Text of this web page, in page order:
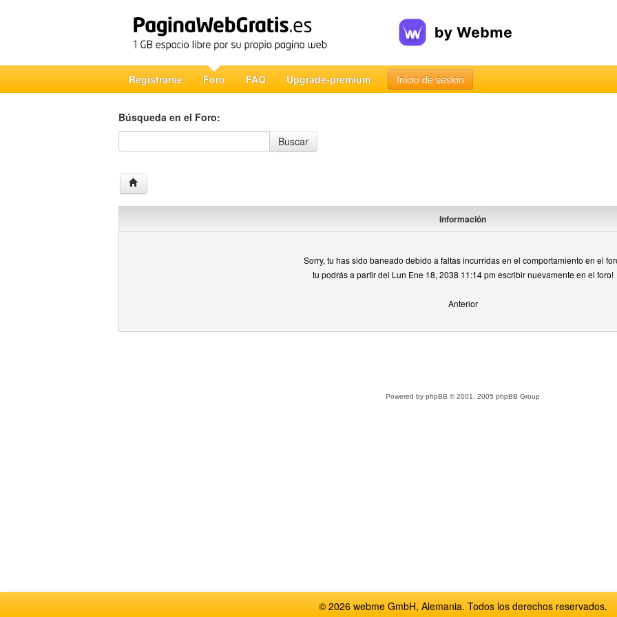
Registrarse Foro FAQ Upgrade-premium Inicio de sesión
Búsqueda en el Foro:
Búsqueda en el Foro
Buscar
Información
Sorry, tu has sido baneado debido a faltas incurridas en el comportamiento en el
tu podrás a partir del Lun Ene 18, 2038 11:14 pm escribir nuevamente en el foro!
Anterior
Powered by phpBB © 2001, 2005 phpBB Group
© 2026 webme GmbH, Alemania. Todos los derechos reservados.